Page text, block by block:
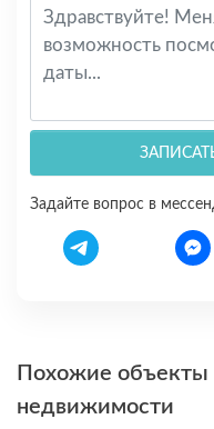
Задайте вопрос в
Похожие объекты
недвижимости